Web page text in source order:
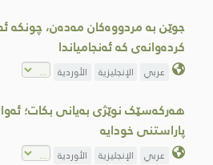
جوێن بە مردووەکان مەدەن، چونکە
کردەوانەی کە ئەنجامیاندا
عربي الإنجليزية الأوردية
هەرکەسێک نوێژی بەیانی بکات؛ ئەوا
پاراستنی خودایە
عربي الإنجليزية الأوردية